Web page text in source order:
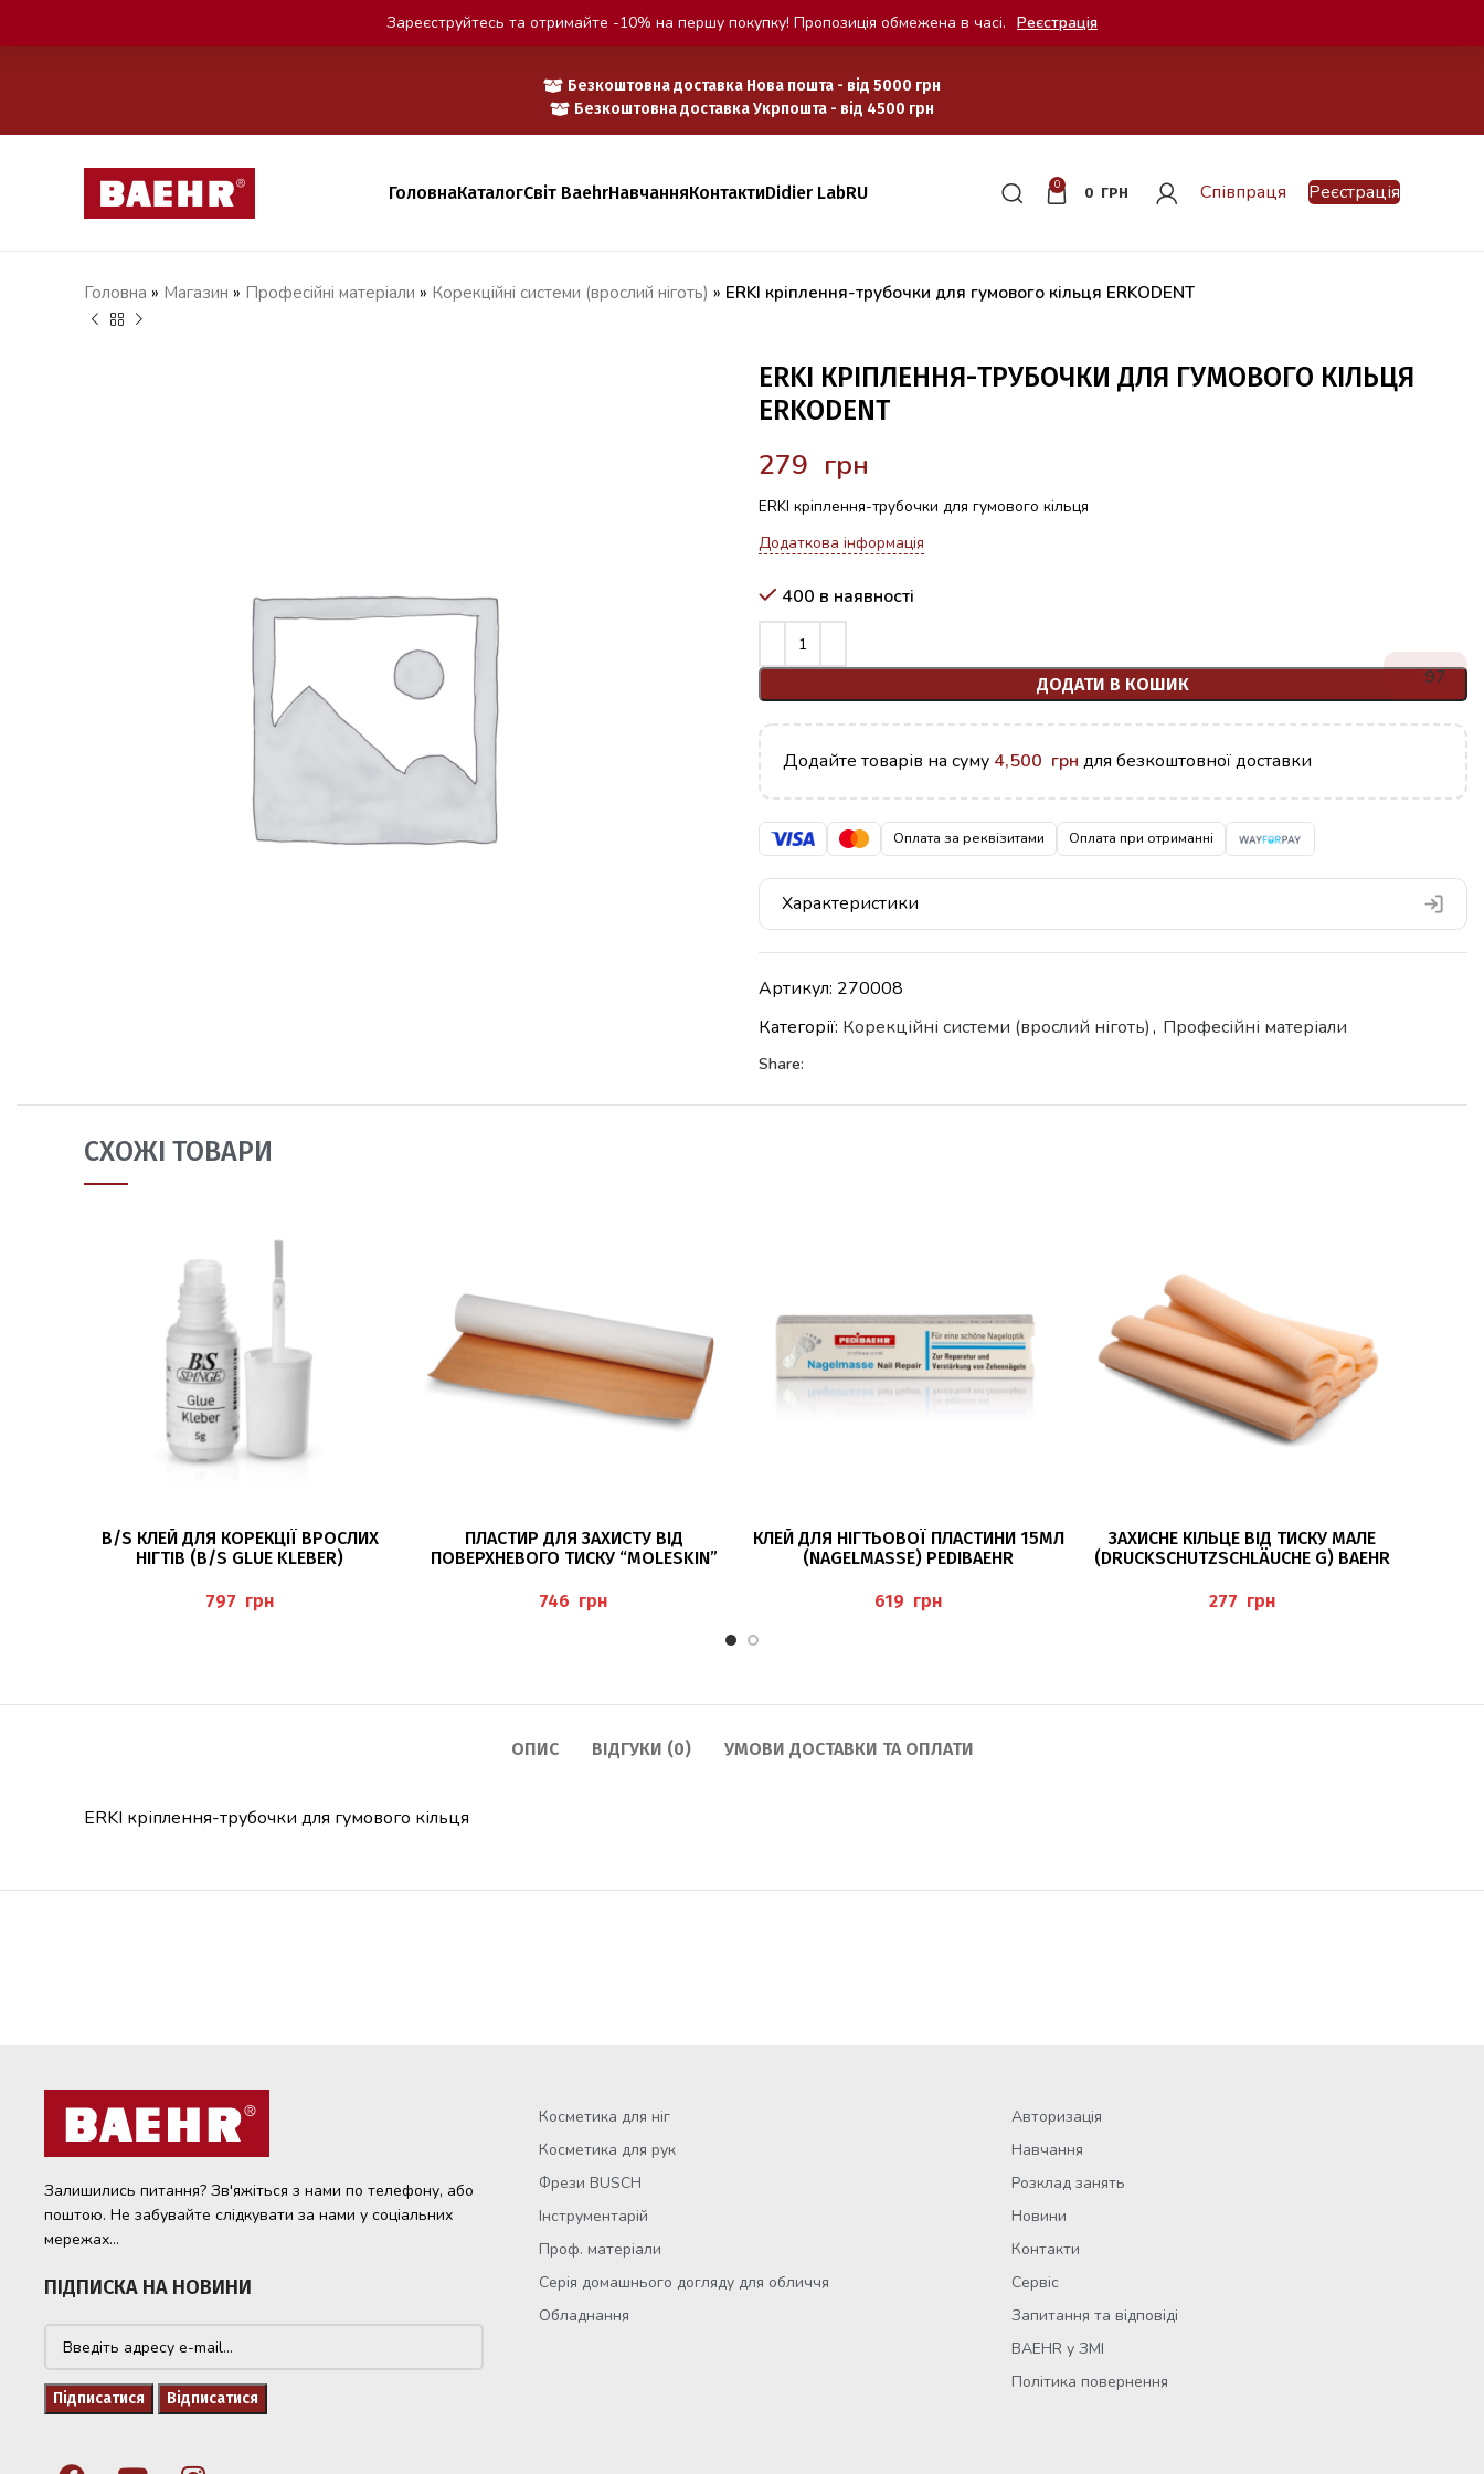
Безкоштовна доставка Нова пошта - від 5000 грн
Безкоштовна доставка Укрпошта - від 4500 грн
ГоловнаКаталогСвіт BaehrНавчанняКонтактиDidier LabRU 0
0 ГРН Співпраця Реєстрація
Головна » Магазин » Професійні матеріали » Корекційні системи (врослий ніготь) » ERKI кріплення-трубочки для гумового кільця ERKODENT
ERKI КРІПЛЕННЯ-ТРУБОЧКИ ДЛЯ ГУМОВОГО КІЛЬЦЯ
ERKODENT
грн
ERKI кріплення-трубочки для гумового кільця
Додаткова інформація
400 в наявності
ДОДАТИ В КОШИК 97
Додайте товарів на суму 4,500 грн для безкоштовної доставки
Оплата за реквізитами Оплата при отриманні
Характеристики
Артикул: 270008
Категорії: Корекційні системи (врослий ніготь), Професійні матеріали
Share:
СХОЖІ ТОВАРИ
ДОДАТИ В КОШИК
B/S КЛЕЙ ДЛЯ КОРЕКЦІЇ ВРОСЛИХ
НІГТІВ (B/S GLUE KLEBER)
грн
ДОДАТИ В КОШИК
ПЛАСТИР ДЛЯ ЗАХИСТУ ВІД
ПОВЕРХНЕВОГО ТИСКУ “MOLESKIN”
грн
ДОДАТИ В КОШИК
КЛЕЙ ДЛЯ НІГТЬОВОЇ ПЛАСТИНИ 15МЛ
(NAGELMASSE) PEDIBAEHR
грн
ДОДАТИ В КОШИК
ЗАХИСНЕ КІЛЬЦЕ ВІД ТИСКУ МАЛЕ
(DRUCKSCHUTZSCHLÄUCHE G) BAEHR
грн
ОПИС ВІДГУКИ (0) УМОВИ ДОСТАВКИ ТА ОПЛАТИ
ERKI кріплення-трубочки для гумового кільця
Залишились питання? Зв'яжіться з нами по телефону, або
поштою. Не забувайте слідкувати за нами у соціальних
мережах...
ПІДПИСКА НА НОВИНИ
Косметика для ніг
Косметика для рук
Фрези BUSCH
Інструментарій
Проф. матеріали
Серія домашнього догляду для обличчя
Обладнання
Авторизація
Навчання
Розклад занять
Новини
Контакти
Сервіс
Запитання та відповіді
BAEHR у ЗМІ
Політика повернення
Зареєструйтесь та отримайте -10% на першу покупку! Пропозиція обмежена в часі. Реєстрація